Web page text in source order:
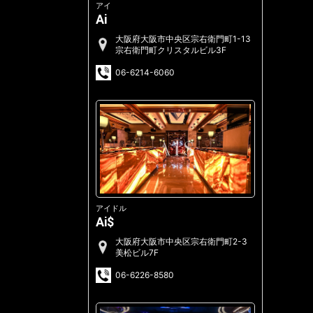
アイ
Ai
大阪府大阪市中央区宗右衛門町1-13
宗右衛門町クリスタルビル3F
06-6214-6060
アイドル
Ai$
大阪府大阪市中央区宗右衛門町2-3
美松ビル7F
06-6226-8580